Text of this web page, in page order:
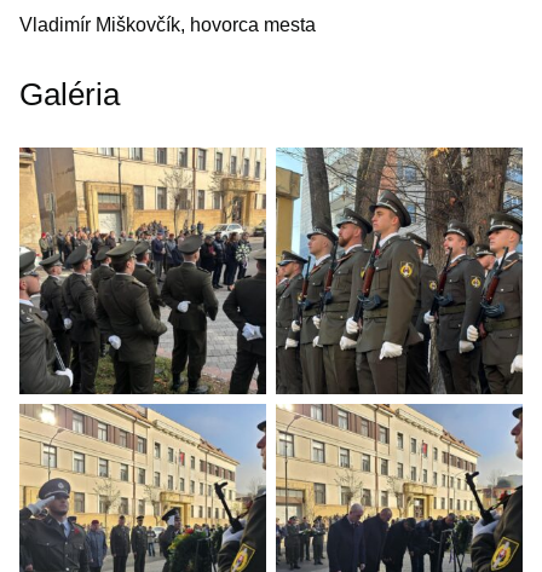
Vladimír Miškovčík, hovorca mesta
Galéria